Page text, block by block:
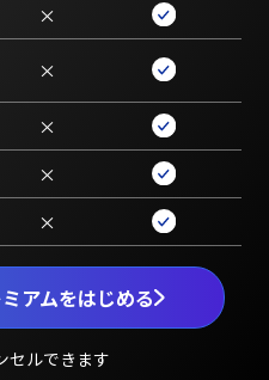
アムをはじめる
セルできます
×
×
×
×
×